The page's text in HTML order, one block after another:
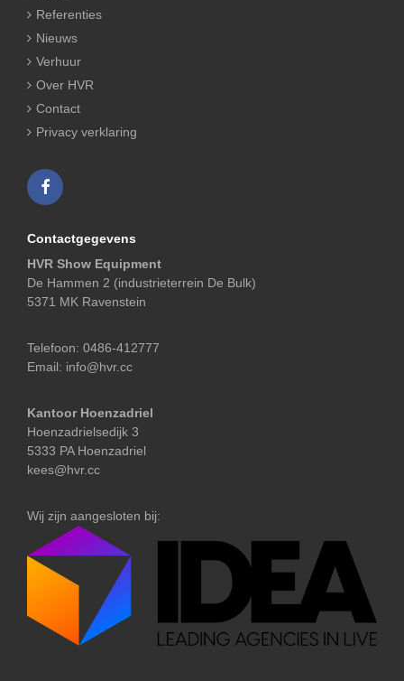
Referenties
Nieuws
Verhuur
Over HVR
Contact
Privacy verklaring
Contactgegevens
HVR Show Equipment
De Hammen 2 (industrieterrein De Bulk)
5371 MK Ravenstein
Telefoon: 0486-412777
Email: info@hvr.cc
Kantoor Hoenzadriel
Hoenzadrielsedijk 3
5333 PA Hoenzadriel
kees@hvr.cc
Wij zijn aangesloten bij: